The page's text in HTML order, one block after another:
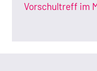
Vorschultreff im